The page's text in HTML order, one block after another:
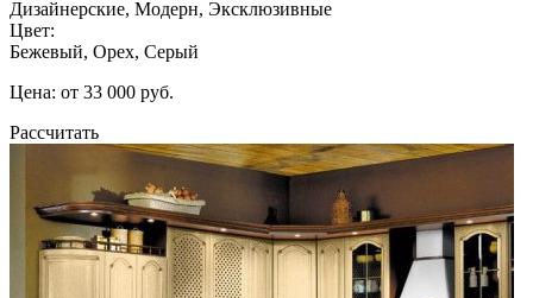
Дизайнерские, Модерн, Эксклюзивные
Цвет:
Бежевый, Орех, Серый
Цена: от 33 000 руб.
Рассчитать